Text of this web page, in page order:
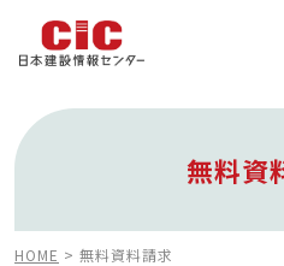
無料資
HOME > 無料資料請求